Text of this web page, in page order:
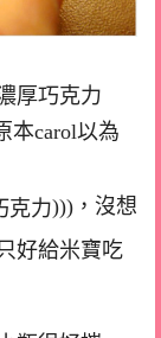
厚巧克力
本carol以為
)))，沒想
好給米寶吃